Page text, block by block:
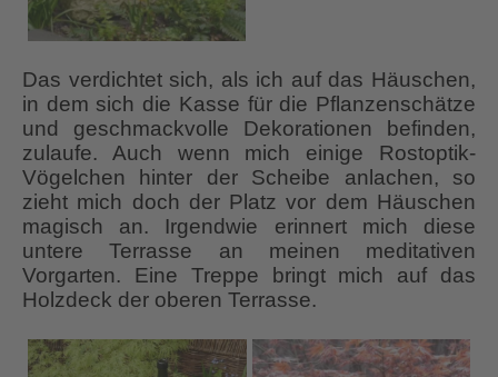
Das verdichtet sich, als ich auf das Häuschen,
in dem sich die Kasse für die Pflanzenschätze
und geschmackvolle Dekorationen befinden,
zulaufe. Auch wenn mich einige Rostoptik-
Vögelchen hinter der Scheibe anlachen, so
zieht mich doch der Platz vor dem Häuschen
magisch an. Irgendwie erinnert mich diese
untere Terrasse an meinen meditativen
Vorgarten. Eine Treppe bringt mich auf das
Holzdeck der oberen Terrasse.